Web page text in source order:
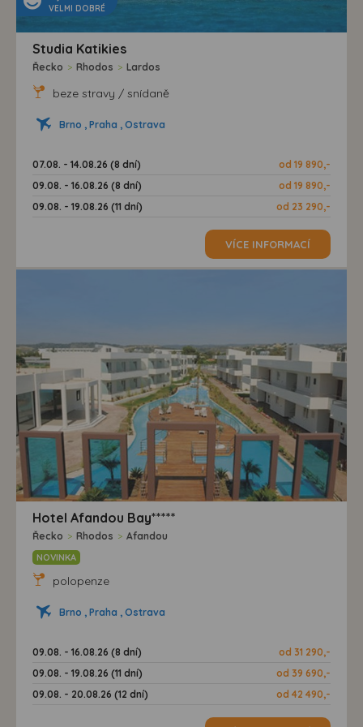
VELMI DOBRÉ
Studia Katikies
Řecko > Rhodos > Lardos
beze stravy / snídaně
Brno , Praha , Ostrava
07.08. - 14.08.26 (8 dní)
od 19 890,-
09.08. - 16.08.26 (8 dní)
od 19 890,-
09.08. - 19.08.26 (11 dní)
od 23 290,-
VÍCE INFORMACÍ
Hotel Afandou Bay*****
Řecko > Rhodos > Afandou
NOVINKA
polopenze
Brno , Praha , Ostrava
09.08. - 16.08.26 (8 dní)
od 31 290,-
09.08. - 19.08.26 (11 dní)
od 39 690,-
09.08. - 20.08.26 (12 dní)
od 42 490,-